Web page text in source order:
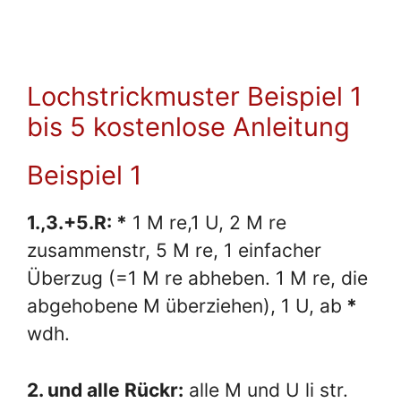
Lochstrickmuster Beispiel 1
bis 5 kostenlose Anleitung
Beispiel 1
1.,3.+5.R: * 1 M re,1 U, 2 M re
zusammenstr, 5 M re, 1 einfacher
Überzug (=1 M re abheben. 1 M re, die
abgehobene M überziehen), 1 U, ab *
wdh.
2. und alle Rückr: alle M und U li str.